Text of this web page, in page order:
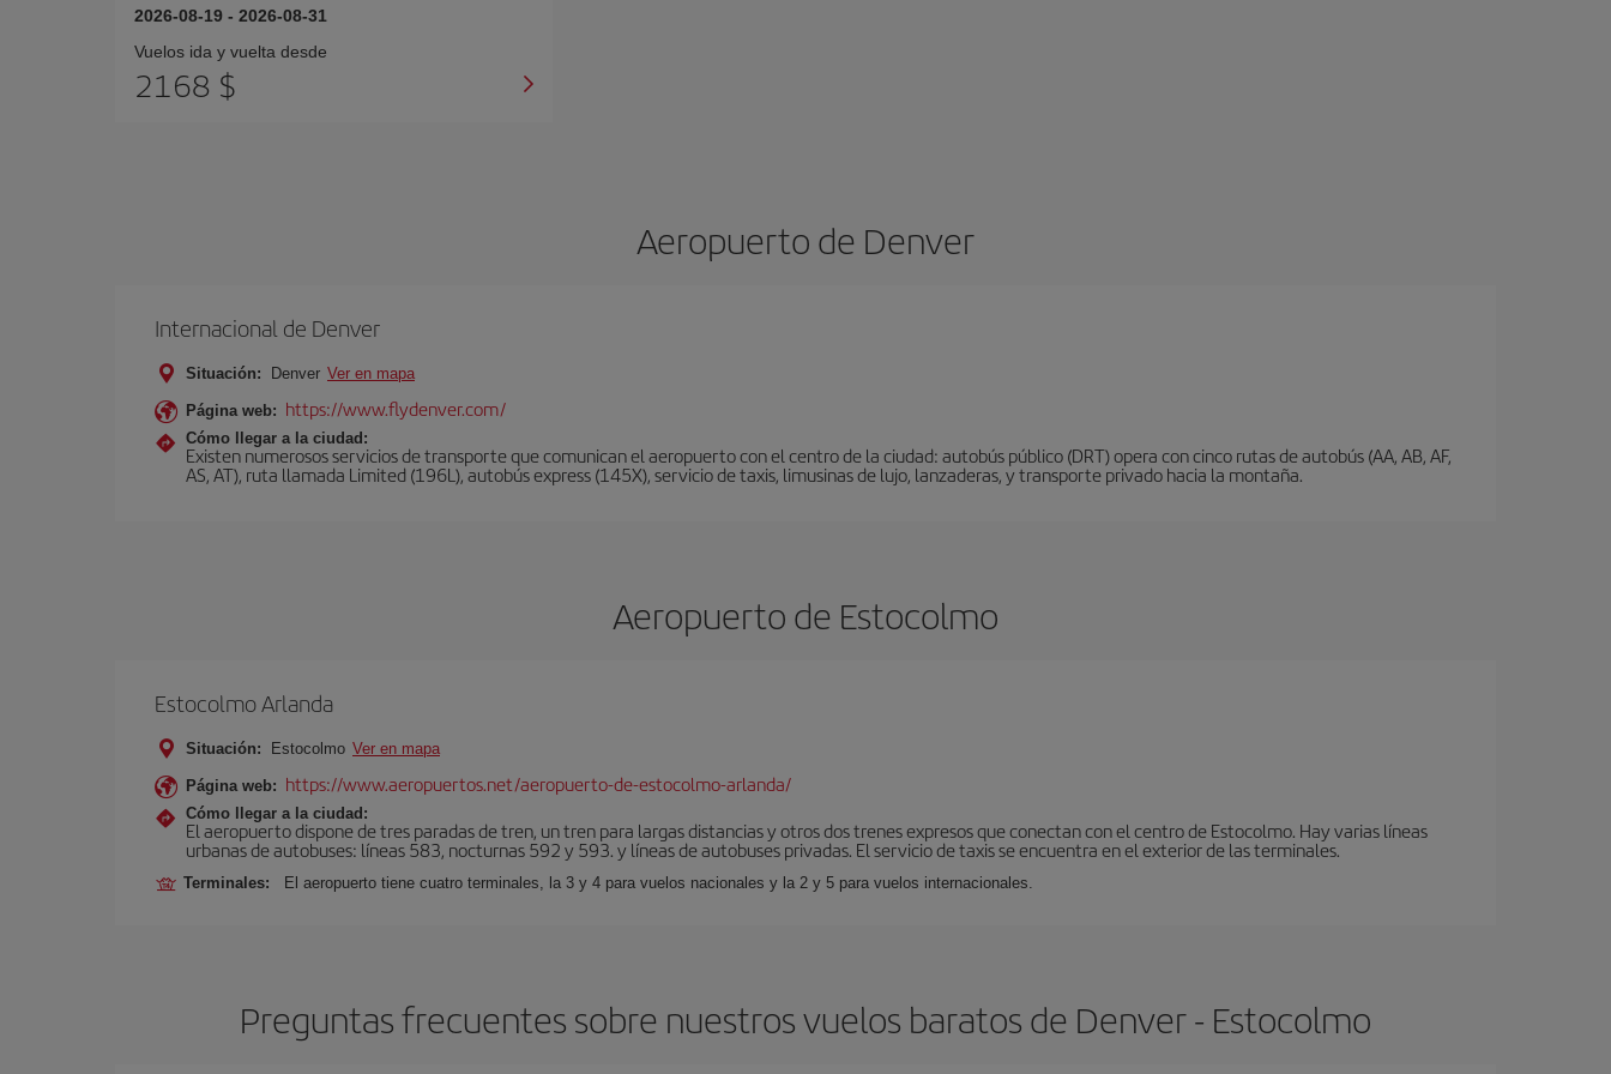
2026-08-19 - 2026-08-31
Vuelos ida y vuelta desde
2168 $
Aeropuerto de Denver
Internacional de Denver
Situación: Denver Ver en mapa
Página web: https://www.flydenver.com/
Cómo llegar a la ciudad:
Existen numerosos servicios de transporte que comunican el aeropuerto con el centro de la ciudad: autobús público (DRT) opera con cinco rutas de autobús (AA, AB, AF,
AS, AT), ruta llamada Limited (196L), autobús express (145X), servicio de taxis, limusinas de lujo, lanzaderas, y transporte privado hacia la montaña.
Aeropuerto de Estocolmo
Estocolmo Arlanda
Situación: Estocolmo Ver en mapa
Página web: https://www.aeropuertos.net/aeropuerto-de-estocolmo-arlanda/
Cómo llegar a la ciudad:
El aeropuerto dispone de tres paradas de tren, un tren para largas distancias y otros dos trenes expresos que conectan con el centro de Estocolmo. Hay varias líneas
urbanas de autobuses: líneas 583, nocturnas 592 y 593. y líneas de autobuses privadas. El servicio de taxis se encuentra en el exterior de las terminales.
Terminales: El aeropuerto tiene cuatro terminales, la 3 y 4 para vuelos nacionales y la 2 y 5 para vuelos internacionales.
Preguntas frecuentes sobre nuestros vuelos baratos de Denver - Estocolmo